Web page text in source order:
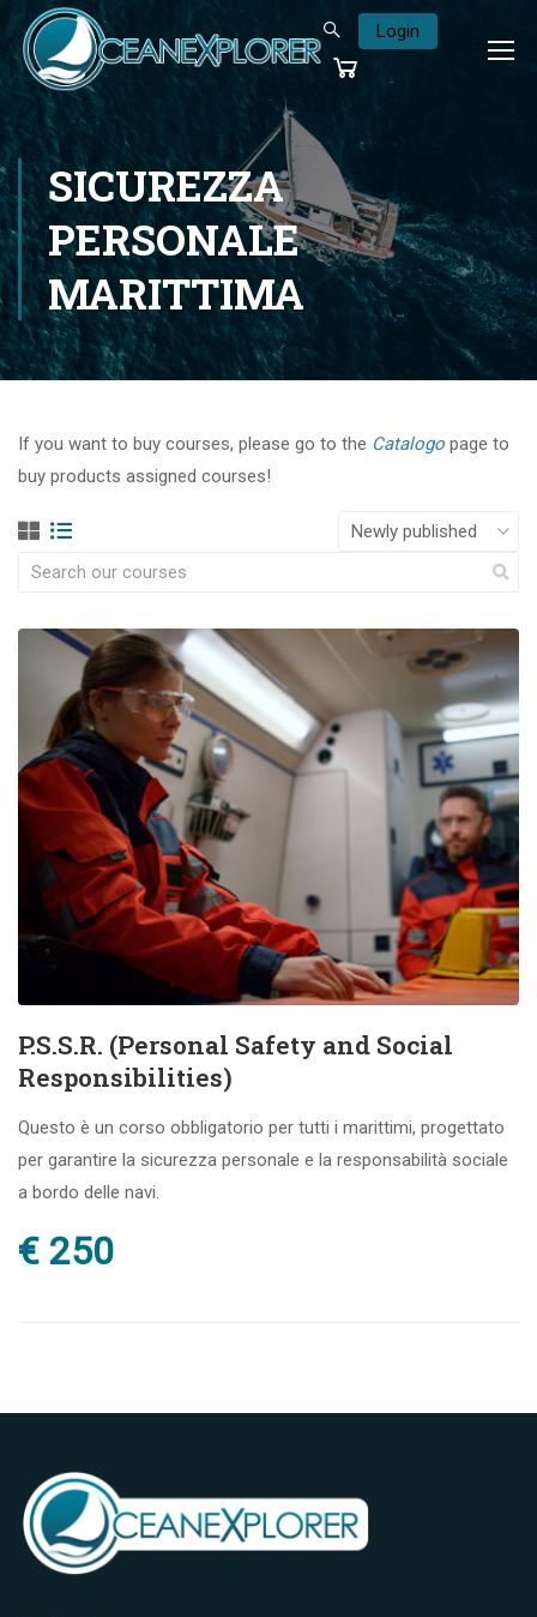
Login
SICUREZZA
PERSONALE
MARITTIMA
If you want to buy courses, please go to the Catalogo page to
buy products assigned courses!
P.S.S.R. (Personal Safety and Social
Responsibilities)
Questo è un corso obbligatorio per tutti i marittimi, progettato
per garantire la sicurezza personale e la responsabilità sociale
a bordo delle navi.
€ 250